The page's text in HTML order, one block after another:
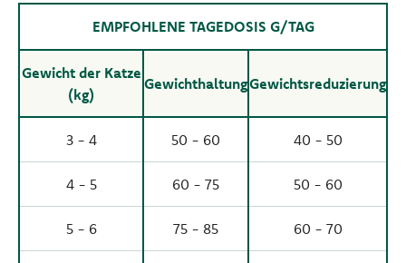
EMPFOHLENE TAGEDOSIS G/TAG
Gewicht der Katze
(kg)
GewichthaltungGewichtsreduzierung
3 - 4 50 - 60 40 - 50
4 - 5 60 - 75 50 - 60
5 - 6 75 - 85 60 - 70